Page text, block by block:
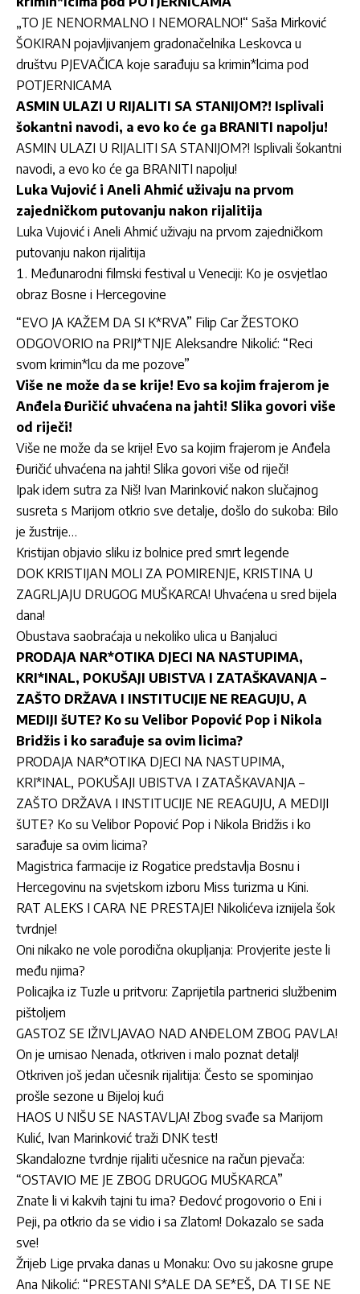
„TO JE NENORMALNO I NEMORALNO!“ Saša Mirković
ŠOKIRAN pojavljivanjem gradonačelnika Leskovca u
društvu PJEVAČICA koje sarađuju sa krimin*lcima pod
POTJERNICAMA
ASMIN ULAZI U RIJALITI SA STANIJOM?! Isplivali
šokantni navodi, a evo ko će ga BRANITI napolju!
ASMIN ULAZI U RIJALITI SA STANIJOM?! Isplivali šokantni
navodi, a evo ko će ga BRANITI napolju!
Luka Vujović i Aneli Ahmić uživaju na prvom
zajedničkom putovanju nakon rijalitija
Luka Vujović i Aneli Ahmić uživaju na prvom zajedničkom
putovanju nakon rijalitija
Međunarodni filmski festival u Veneciji: Ko je osvjetlao
obraz Bosne i Hercegovine
“EVO JA KAŽEM DA SI K*RVA” Filip Car ŽESTOKO
ODGOVORIO na PRIJ*TNJE Aleksandre Nikolić: “Reci
svom krimin*lcu da me pozove”
Više ne može da se krije! Evo sa kojim frajerom je
Anđela Đuričić uhvaćena na jahti! Slika govori više
od riječi!
Više ne može da se krije! Evo sa kojim frajerom je Anđela
Đuričić uhvaćena na jahti! Slika govori više od riječi!
Ipak idem sutra za Niš! Ivan Marinković nakon slučajnog
susreta s Marijom otkrio sve detalje, došlo do sukoba: Bilo
je žustrije…
Kristijan objavio sliku iz bolnice pred smrt legende
DOK KRISTIJAN MOLI ZA POMIRENJE, KRISTINA U
ZAGRLJAJU DRUGOG MUŠKARCA! Uhvaćena u sred bijela
dana!
Obustava saobraćaja u nekoliko ulica u Banjaluci
PRODAJA NAR*OTIKA DJECI NA NASTUPIMA,
KRI*INAL, POKUŠAJI UBISTVA I ZATAŠKAVANJA –
ZAŠTO DRŽAVA I INSTITUCIJE NE REAGUJU, A
MEDIJI šUTE? Ko su Velibor Popović Pop i Nikola
Bridžis i ko sarađuje sa ovim licima?
PRODAJA NAR*OTIKA DJECI NA NASTUPIMA,
KRI*INAL, POKUŠAJI UBISTVA I ZATAŠKAVANJA –
ZAŠTO DRŽAVA I INSTITUCIJE NE REAGUJU, A MEDIJI
šUTE? Ko su Velibor Popović Pop i Nikola Bridžis i ko
sarađuje sa ovim licima?
Magistrica farmacije iz Rogatice predstavlja Bosnu i
Hercegovinu na svjetskom izboru Miss turizma u Kini.
RAT ALEKS I CARA NE PRESTAJE! Nikolićeva iznijela šok
tvrdnje!
Oni nikako ne vole porodična okupljanja: Provjerite jeste li
među njima?
Policajka iz Tuzle u pritvoru: Zaprijetila partnerici službenim
pištoljem
GASTOZ SE IŽIVLJAVAO NAD ANĐELOM ZBOG PAVLA!
On je urnisao Nenada, otkriven i malo poznat detalj!
Otkriven još jedan učesnik rijalitija: Često se spominjao
prošle sezone u Bijeloj kući
HAOS U NIŠU SE NASTAVLJA! Zbog svađe sa Marijom
Kulić, Ivan Marinković traži DNK test!
Skandalozne tvrdnje rijaliti učesnice na račun pjevača:
“OSTAVIO ME JE ZBOG DRUGOG MUŠKARCA”
Znate li vi kakvih tajni tu ima? Đedovć progovorio o Eni i
Peji, pa otkrio da se vidio i sa Zlatom! Dokazalo se sada
sve!
Žrijeb Lige prvaka danas u Monaku: Ovo su jakosne grupe
Ana Nikolić: “PRESTANI S*ALE DA SE*EŠ, DA TI SE NE